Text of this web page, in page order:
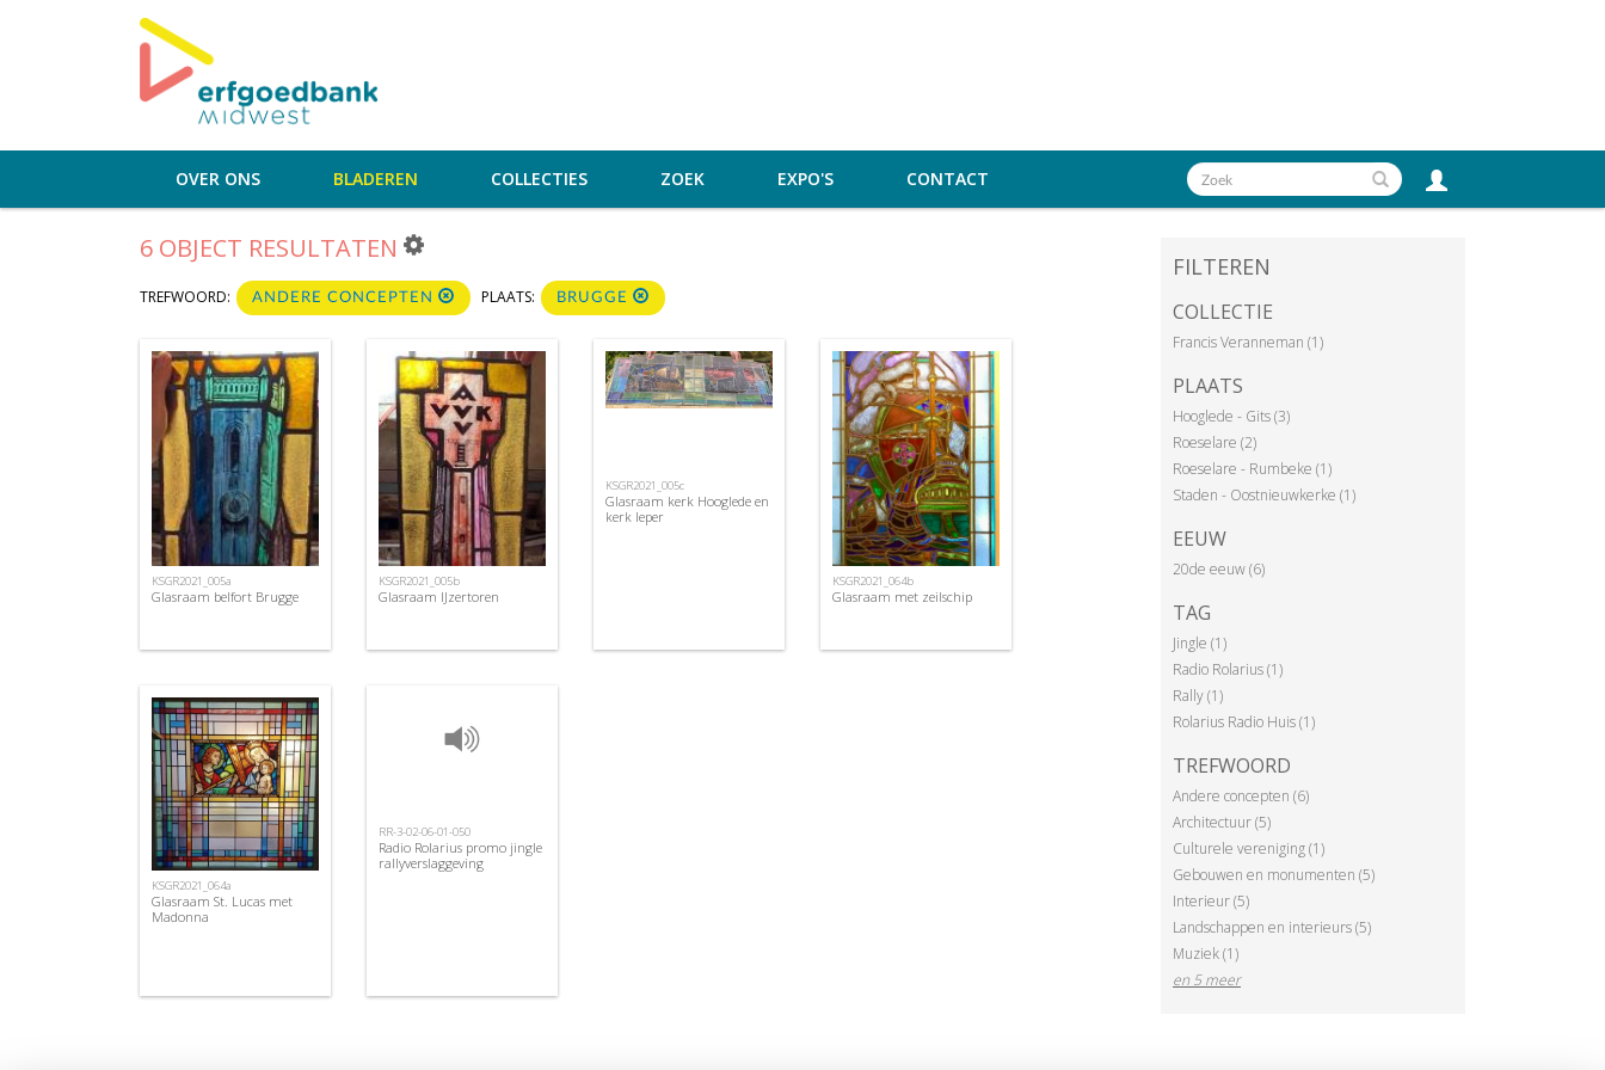
OVER ONS BLADEREN COLLECTIES ZOEK EXPO'S CONTACT
6 OBJECT RESULTATEN
TREFWOORD: ANDERE CONCEPTEN PLAATS: BRUGGE
KSGR2021_005a
Glasraam belfort Brugge
KSGR2021_005b
Glasraam IJzertoren
KSGR2021_005c
Glasraam kerk Hooglede en
kerk Ieper
KSGR2021_064b
Glasraam met zeilschip
KSGR2021_064a
Glasraam St. Lucas met
Madonna
RR-3-02-06-01-050
Radio Rolarius promo jingle
rallyverslaggeving
FILTEREN
COLLECTIE
Francis Veranneman (1)
PLAATS
Hooglede - Gits (3)
Roeselare (2)
Roeselare - Rumbeke (1)
Staden - Oostnieuwkerke (1)
EEUW
20de eeuw (6)
TAG
Jingle (1)
Radio Rolarius (1)
Rally (1)
Rolarius Radio Huis (1)
TREFWOORD
Andere concepten (6)
Architectuur (5)
Culturele vereniging (1)
Gebouwen en monumenten (5)
Interieur (5)
Landschappen en interieurs (5)
Muziek (1)
en 5 meer